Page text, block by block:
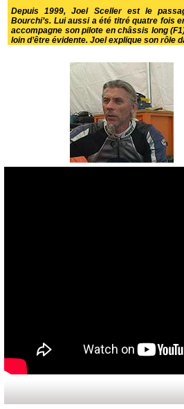
Depuis 1999, Joel Sceller est le
Bourchi’s. Lui aussi a été titré quatre fois
accompagne son pilote en châssis long
loin d’être évidente. Joel explique son rôle